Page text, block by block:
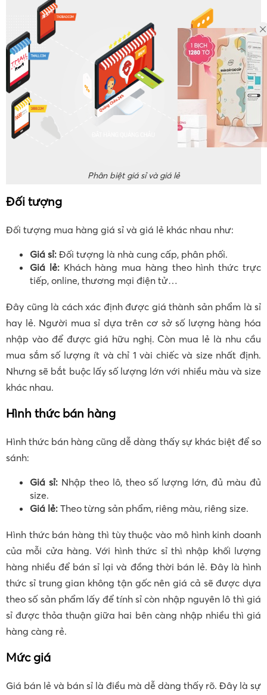
Phân biệt giá sỉ và giá lẻ
Đối tượng
Đối tượng mua hàng giá sỉ và giá lẻ khác nhau như:
Giá sỉ: Đối tượng là nhà cung cấp, phân phối.
Giá lẻ:Khách hàng mua hàng theo hình thức trực
tiếp, online, thương mại điện tử…
Đây cũng là cách xác định được giá thành sản phẩm là sỉ
hay lẻ. Người mua sỉ dựa trên cơ sở số lượng hàng hóa
nhập vào để được giá hữu nghị. Còn mua lẻ là nhu cầu
mua sắm số lượng ít và chỉ 1 vài chiếc và size nhất định.
Nhưng sẽ bắt buộc lấy số lượng lớn với nhiều màu và size
khác nhau.
Hình thức bán hàng
Hình thức bán hàng cũng dễ dàng thấy sự khác biệt để so
sánh:
Giá sỉ:Nhập theo lô, theo số lượng lớn, đủ màu đủ
size.
Giá lẻ: Theo từng sản phẩm, riêng màu, riêng size.
Hình thức bán hàng thì tùy thuộc vào mô hình kinh doanh
của mỗi cửa hàng. Với hình thức sỉ thì nhập khối lượng
hàng nhiều để bán sỉ lại và đồng thời bán lẻ. Đây là hình
thức sỉ trung gian không tận gốc nên giá cả sẽ được dựa
theo số sản phẩm lấy để tính sỉ còn nhập nguyên lô thì giá
sỉ được thỏa thuận giữa hai bên càng nhập nhiều thì giá
hàng càng rẻ.
Mức giá
Giá bán lẻ và bán sỉ là điều mà dễ dàng thấy rõ. Đây là sự